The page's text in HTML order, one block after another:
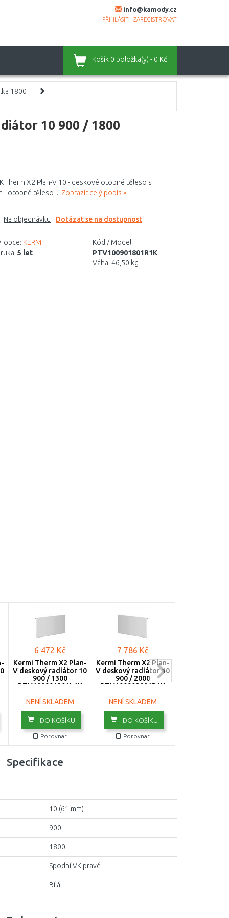
info@kamody.cz
PŘIHLÁSIT ZAREGISTROVAT
Košík 0 položka(y) - 0 Kč
1800
10 900 / 1800
Therm X2 Plan-V 10 - deskové otopné těleso s
- otopné těleso ... Zobrazit celý popis »
Na objednávku Dotázat se na dostupnost
KERMI
5 let
Kód / Model:
PTV100901801R1K
Váha: 46,50 kg
6 472 Kč
Kermi Therm X2 Plan-
V deskový radiátor 10
900 / 1300
PTV100901301L1K
NENÍ SKLADEM
DO KOŠÍKU
Porovnat
7 786 Kč
Kermi Therm X2 Plan-
V deskový radiátor 10
900 / 2000
PTV100902001R1K
NENÍ SKLADEM
DO KOŠÍKU
Porovnat
Specifikace
10 (61 mm)
900
1800
Spodní VK pravé
Bílá